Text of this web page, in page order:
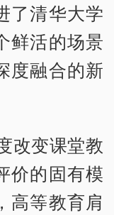
清华大学
鲜活的场景
度融合的新
变课堂教
价的固有模
高等教育肩